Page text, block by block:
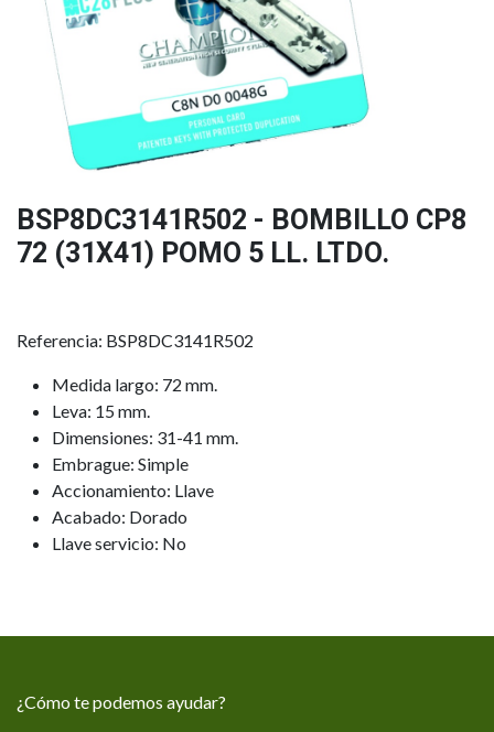
BSP8DC3141R502 - BOMBILLO CP8
72 (31X41) POMO 5 LL. LTDO.
Referencia: BSP8DC3141R502
Medida largo: 72 mm.
Leva: 15 mm.
Dimensiones: 31-41 mm.
Embrague: Simple
Accionamiento: Llave
Acabado: Dorado
Llave servicio: No
¿Cómo te podemos ayudar?